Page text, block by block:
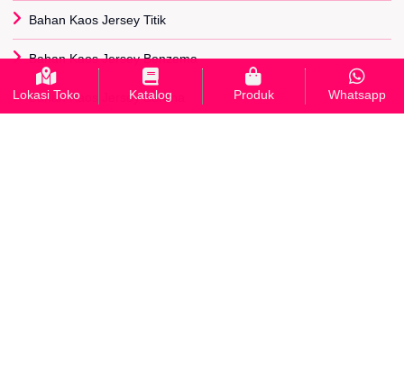
Bahan Kaos Jersey Titik
Bahan Kaos Jersey Benzema
Bahan Kaos Jersey Serena
Lokasi Toko Katalog Produk Whatsapp